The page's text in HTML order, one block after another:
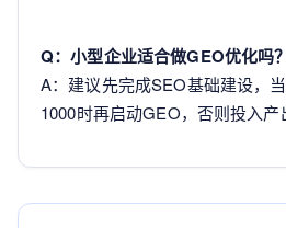
Q：小型企业适合做GEO优化吗？
A：建议先完成SEO基础建设，
1000时再启动GEO，否则投入产